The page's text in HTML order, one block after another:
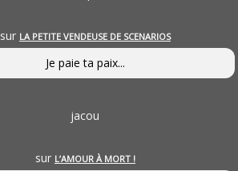
sur LA PETITE VENDEUSE DE SCENARIOS
Je paie ta paix...
jacou
sur L’AMOUR À MORT !